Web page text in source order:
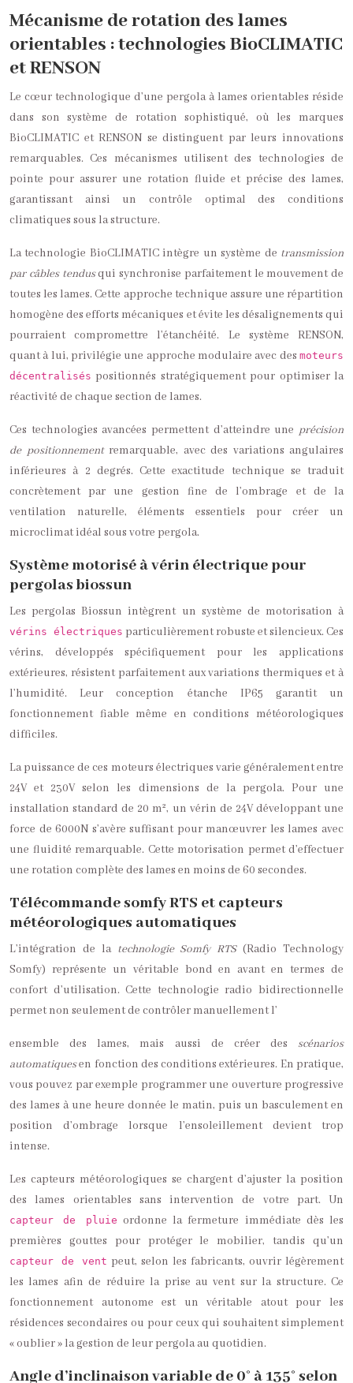
Mécanisme de rotation des lames
orientables : technologies BioCLIMATIC
et RENSON
Le cœur technologique d’une pergola à lames orientables réside
dans son système de rotation sophistiqué, où les marques
BioCLIMATIC et RENSON se distinguent par leurs innovations
remarquables. Ces mécanismes utilisent des technologies de
pointe pour assurer une rotation fluide et précise des lames,
garantissant ainsi un contrôle optimal des conditions
climatiques sous la structure.
La technologie BioCLIMATIC intègre un système de transmission
par câbles tendusqui synchronise parfaitement le mouvement de
toutes les lames. Cette approche technique assure une répartition
homogène des efforts mécaniques et évite les désalignements qui
pourraient compromettre l’étanchéité. Le système RENSON,
quant à lui, privilégie une approche modulaire avec des moteurs
décentralisés positionnés stratégiquement pour optimiser la
réactivité de chaque section de lames.
Ces technologies avancées permettent d’atteindre une précision
de positionnementremarquable, avec des variations angulaires
inférieures à 2 degrés. Cette exactitude technique se traduit
concrètement par une gestion fine de l’ombrage et de la
ventilation naturelle, éléments essentiels pour créer un
microclimat idéal sous votre pergola.
Système motorisé à vérin électrique pour
pergolas biossun
Les pergolas Biossun intègrent un système de motorisation à
vérins électriques particulièrement robuste et silencieux. Ces
vérins, développés spécifiquement pour les applications
extérieures, résistent parfaitement aux variations thermiques et à
l’humidité. Leur conception étanche IP65 garantit un
fonctionnement fiable même en conditions météorologiques
difficiles.
La puissance de ces moteurs électriques varie généralement entre
24V et 230V selon les dimensions de la pergola. Pour une
installation standard de 20 m², un vérin de 24V développant une
force de 6000N s’avère suffisant pour manœuvrer les lames avec
une fluidité remarquable. Cette motorisation permet d’effectuer
une rotation complète des lames en moins de 60 secondes.
Télécommande somfy RTS et capteurs
météorologiques automatiques
L’intégration de la technologie Somfy RTS(Radio Technology
Somfy) représente un véritable bond en avant en termes de
confort d’utilisation. Cette technologie radio bidirectionnelle
permet non seulement de contrôler manuellement l’
ensemble des lames, mais aussi de créer des scénarios
automatiquesen fonction des conditions extérieures. En pratique,
vous pouvez par exemple programmer une ouverture progressive
des lames à une heure donnée le matin, puis un basculement en
position d’ombrage lorsque l’ensoleillement devient trop
intense.
Les capteurs météorologiques se chargent d’ajuster la position
des lames orientables sans intervention de votre part. Un
capteur de pluie ordonne la fermeture immédiate dès les
premières gouttes pour protéger le mobilier, tandis qu’un
capteur de vent peut, selon les fabricants, ouvrir légèrement
les lames afin de réduire la prise au vent sur la structure. Ce
fonctionnement autonome est un véritable atout pour les
résidences secondaires ou pour ceux qui souhaitent simplement
« oublier » la gestion de leur pergola au quotidien.
Angle d’inclinaison variable de 0° à 135° selon